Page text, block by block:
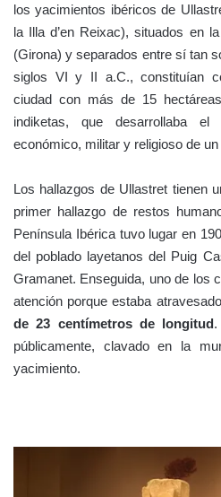
los yacimientos ibéricos de
la Illa d’en Reixac), situados en
(Girona) y separados entre sí tan
siglos VI y II a.C., constituían
ciudad con más de 15
indiketas, que desarrollaba
económico, militar y religioso de
Los hallazgos de Ullastret tienen
primer hallazgo de restos
Península Ibérica tuvo lugar en
del poblado layetanos del Puig
Gramanet. Enseguida, uno de los
atención porque estaba
de 23 centímetros de longitud
públicamente, clavado en la
yacimiento.